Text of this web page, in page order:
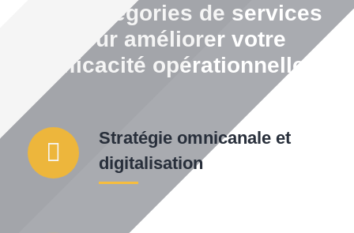
Nos catégories de services
pour améliorer votre
efficacité opérationnelle
Stratégie omnicanale et
digitalisation